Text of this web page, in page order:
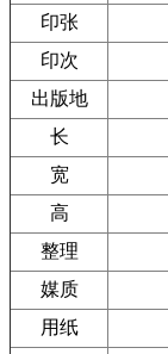
印张
印次
出版地
长
宽
高
整理
媒质
用纸